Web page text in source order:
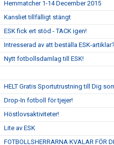
Hemmatcher 1-14 December 2015
Kansliet tillfälligt stängt
ESK fick ert stöd - TACK igen!
Intresserad av att beställa ESK-artiklar?
Nytt fotbollsdamlag till ESK!
HELT Gratis Sportutrustning till Dig
Drop-In fotboll för tjejer!
Höstlovsaktiviteter!
Lite av ESK
FOTBOLLSHERRARNA KVALAR FÖR